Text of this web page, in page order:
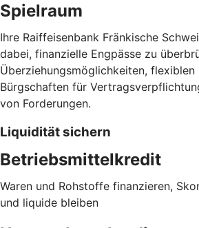
Spielraum
Ihre Raiffeisenbank Fränkische
dabei, finanzielle Engpässe zu
Überziehungsmöglichkeiten, flexiblen
Bürgschaften für
von Forderungen.
Liquidität sichern
Betriebsmittelkredit
Waren und Rohstoffe finanzieren,
und liquide bleiben